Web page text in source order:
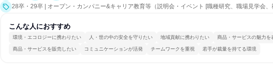
28卒・29卒 | オープン・カンパニー&キャリア教育等（説明会・イベント [職種研究、職場見学会
こんな人におすすめ
環境・エコロジーに携わりたい 人・世の中の安全を守りたい 地域貢献に携わりたい 商品・サービスの魅力を
商品・サービスを販売したい コミュニケーションが活発 チームワークを重視 若手が裁量を持てる環境